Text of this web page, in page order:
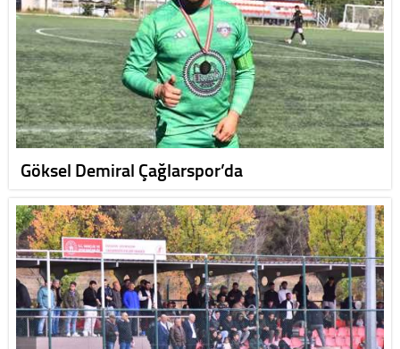
Göksel Demiral Çağlarspor’da